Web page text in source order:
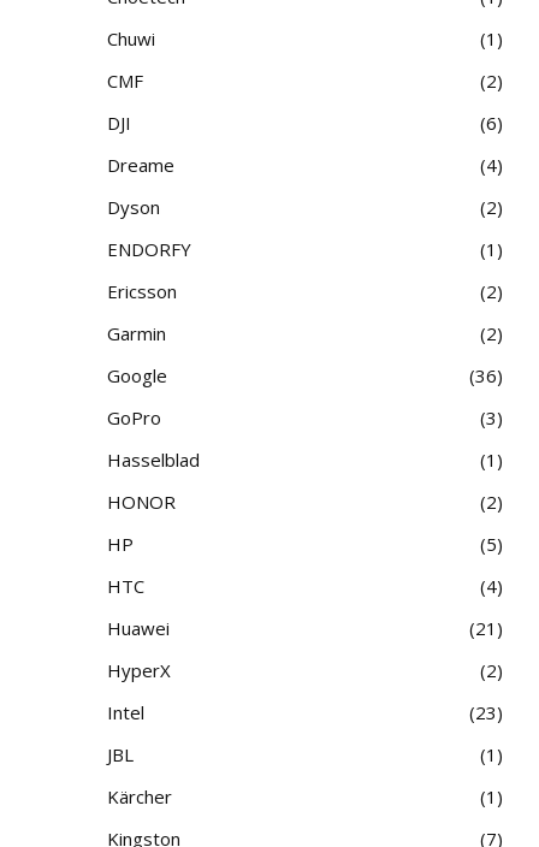
Chuwi
1
CMF
2
DJI
6
Dreame
4
Dyson
2
ENDORFY
1
Ericsson
2
Garmin
2
Google
36
GoPro
3
Hasselblad
1
HONOR
2
HP
5
HTC
4
Huawei
21
HyperX
2
Intel
23
JBL
1
Kärcher
1
Kingston
7